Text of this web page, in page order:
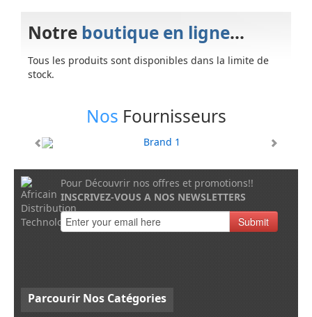
Notre boutique en ligne...
Tous les produits sont disponibles dans la limite de
stock.
Nos Fournisseurs
Pour Découvrir nos offres et promotions!!
INSCRIVEZ-VOUS A NOS NEWSLETTERS
Submit
Parcourir Nos Catégories